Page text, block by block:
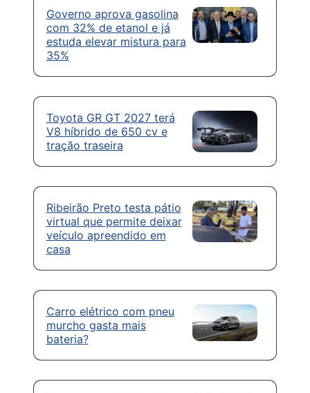
Governo aprova gasolina
com 32% de etanol e já
estuda elevar mistura para
35%
Toyota GR GT 2027 terá
V8 híbrido de 650 cv e
tração traseira
Ribeirão Preto testa pátio
virtual que permite deixar
veículo apreendido em
casa
Carro elétrico com pneu
murcho gasta mais
bateria?